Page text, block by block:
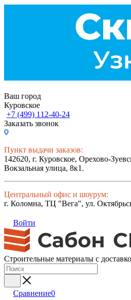
Ваш город
Куровское
+7 (499) 112-40-24
Заказать звонок
Пункт выдачи заказов:
142620, г. Куровское, Орехово-
Вокзальная улица, 8к1.
Центральный офис и шоурум:
г. Коломна, ТЦ "Вега", ул.
Войти
Строительные материалы с
Сравнение0